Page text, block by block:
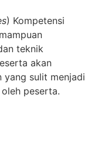
) Kompetensi
teknik
akan
yang sulit menjadi
peserta.